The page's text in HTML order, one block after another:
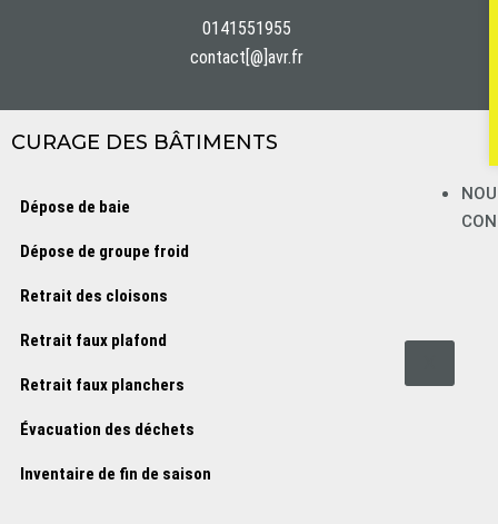
0141551955
contact[@]avr.fr
CURAGE DES BÂTIMENTS
Dépose de baie
Dépose de groupe froid
Retrait des cloisons
Retrait faux plafond
Retrait faux planchers
Évacuation des déchets
Inventaire de fin de saison